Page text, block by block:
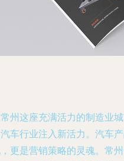
州这座充满活力的制造业
车行业注入新活力。汽车
更是营销策略的灵魂。常